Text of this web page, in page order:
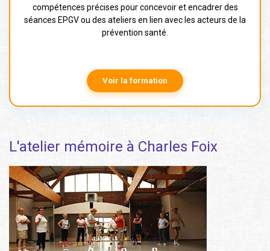
compétences précises pour concevoir et encadrer des
séances EPGV ou des ateliers en lien avec les acteurs de la
prévention santé.
Voir la formation
L'atelier mémoire à Charles Foix